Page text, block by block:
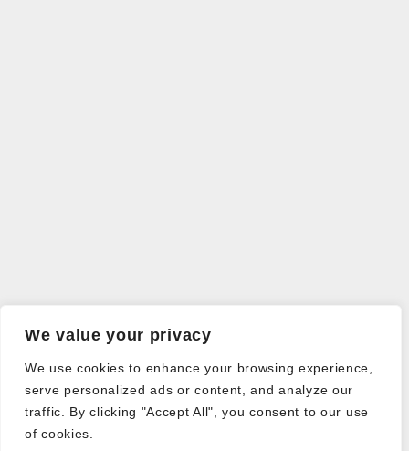
We value your privacy
We use cookies to enhance your browsing experience,
serve personalized ads or content, and analyze our
traffic. By clicking "Accept All", you consent to our use
of cookies.